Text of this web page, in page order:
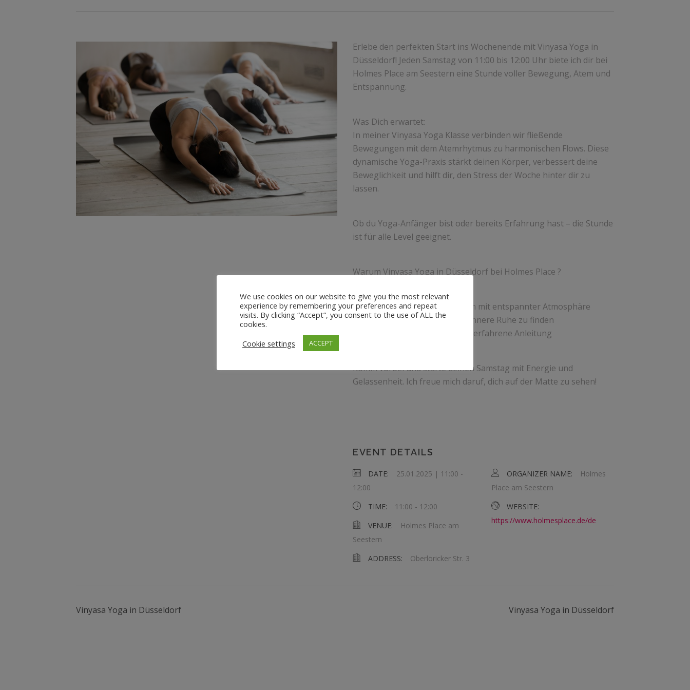
Erlebe den perfekten Start ins Wochenende mit Vinyasa Yoga in
Düsseldorf! Jeden Samstag von 11:00 bis 12:00 Uhr biete ich dir bei
Holmes Place am Seestern eine Stunde voller Bewegung, Atem und
Entspannung.
Was Dich erwartet:
In meiner Vinyasa Yoga Klasse verbinden wir fließende
Bewegungen mit dem Atemrhytmus zu harmonischen Flows. Diese
dynamische Yoga-Praxis stärkt deinen Körper, verbessert deine
Beweglichkeit und hilft dir, den Stress der Woche hinter dir zu
lassen.
Ob du Yoga-Anfänger bist oder bereits Erfahrung hast – die Stunde
ist für alle Level geeignet.
Warum Vinyasa Yoga in Düsseldorf bei Holmes Place ?
– Modernes Studio am Seestern mit entspannter Atmosphäre
– Ideal, um Kraft, Balance und innere Ruhe zu finden
– Individuelle Betreuung durch erfahrene Anleitung
Komm vorbei und starte deinen Samstag mit Energie und
Gelassenheit. Ich freue mich daruf, dich auf der Matte zu sehen!
EVENT DETAILS
DATE: 25.01.2025 | 11:00 -
12:00
TIME:
11:00 - 12:00
VENUE:
Holmes Place am
Seestern
ADDRESS:
Oberlöricker Str. 3
ORGANIZER NAME:
Holmes
Place am Seestern
WEBSITE:
https://www.holmesplace.de/de
Vinyasa Yoga in Düsseldorf Vinyasa Yoga in Düsseldorf
We use cookies on our website to give you the most relevant
experience by remembering your preferences and repeat
visits. By clicking “Accept”, you consent to the use of ALL the
cookies.
Cookie settings
ACCEPT